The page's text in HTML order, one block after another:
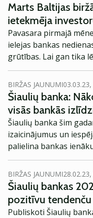
Marts Baltijas
ietekmēja
Pavasara pirmajā
ielejas bankas
grūtības. Lai gan tika
neskars, tomēr
BIRŽAS JAUNUMI
Šiaulių banka:
visās bankās
Šiaulių banka šim
izaicinājumus un
palielina bankas
paaugstinātas
ar Invalda INVL prasīs
centieni atgriezīsies ar
BIRŽAS JAUNUMI
Šiaulių bankas
pozitīvu tendenču
Publiskoti Šiaulių